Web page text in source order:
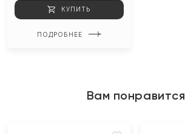
КУПИТЬ
ПОДРОБНЕЕ
Вам понравится